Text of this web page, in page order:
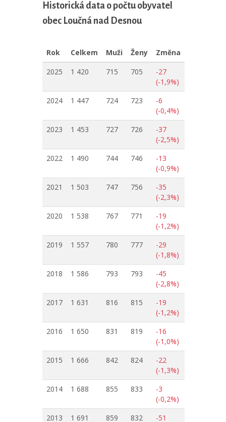
Historická data o počtu obyvatel
obec Loučná nad Desnou
Rok Celkem Muži Ženy
Změna
2025
1 420 715 705
-27
(-1,9%)
2024
1 447 724 723
-6
(-0,4%)
2023
1 453 727 726
-37
(-2,5%)
2022
1 490 744 746
-13
(-0,9%)
2021
1 503 747 756
-35
(-2,3%)
2020
1 538 767 771
-19
(-1,2%)
2019
1 557 780 777
-29
(-1,8%)
2018
1 586 793 793
-45
(-2,8%)
2017
1 631 816 815
-19
(-1,2%)
2016
1 650 831 819
-16
(-1,0%)
2015
1 666 842 824
-22
(-1,3%)
2014
1 688 855 833
-3
(-0,2%)
2013
1 691 859 832 -51